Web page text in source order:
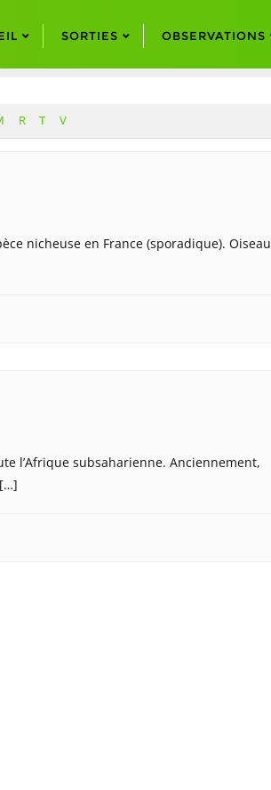
SORTIES OBSERVATIONS
R T V
nicheuse en France (sporadique). Oiseau
l’Afrique subsaharienne. Anciennement,